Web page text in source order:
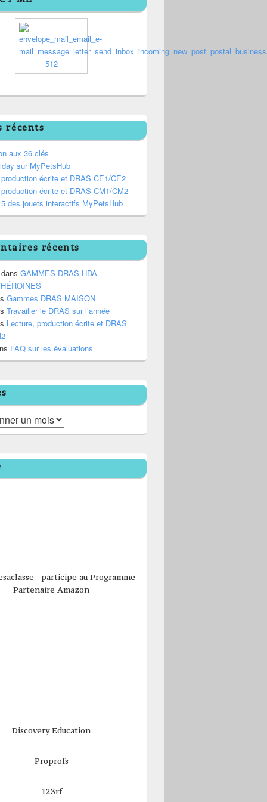
l’école
récents
aux 36 clés
sur MyPetsHub
écrite et DRAS CE1/CE2
écrite et DRAS CM1/CM2
des jouets interactifs MyPetsHub
récents
dans GAMMES DRAS HDA
Gammes DRAS MAISON
Travailler le DRAS sur l’année
Lecture, production écrite et DRAS
FAQ sur les évaluations
participe au Programme
Partenaire Amazon
Discovery Education
Proprofs
123rf